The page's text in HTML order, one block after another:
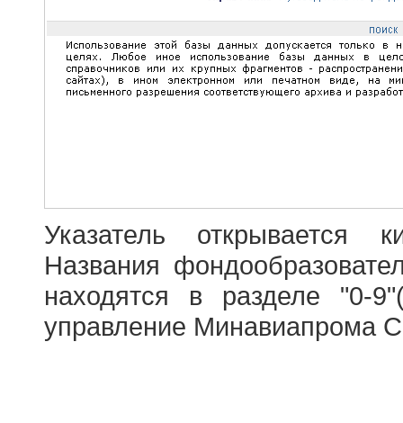
Указатель открывается
Названия
находятся в разделе "0-
управление Минавиапрома